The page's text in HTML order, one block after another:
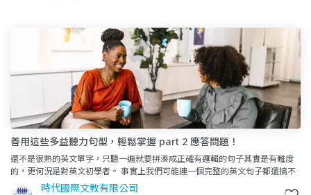
善用這些多益聽力句型，輕鬆掌握 part 2 應答問題！
還不是很熟的英文單字，只聽一遍就要拼湊成正確有邏輯的句子其實是有難度
的，更何況是對英文初學者。 事實上我們可能連一個完整的英文句子都還搞不
清楚，就會在準備多益的時候變得格外吃力。因此，在準備
時代國際文教有限公司